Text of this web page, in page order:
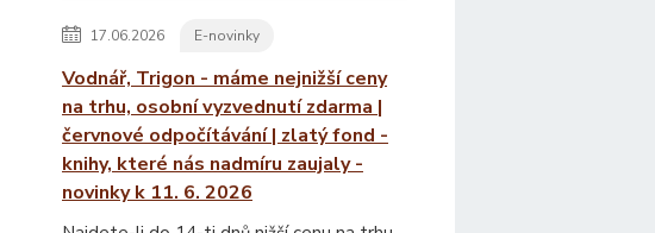
17.06.2026 E-novinky
Vodnář, Trigon - máme nejnižší ceny
na trhu, osobní vyzvednutí zdarma |
červnové odpočítávání | zlatý fond -
knihy, které nás nadmíru zaujaly -
novinky k 11. 6. 2026